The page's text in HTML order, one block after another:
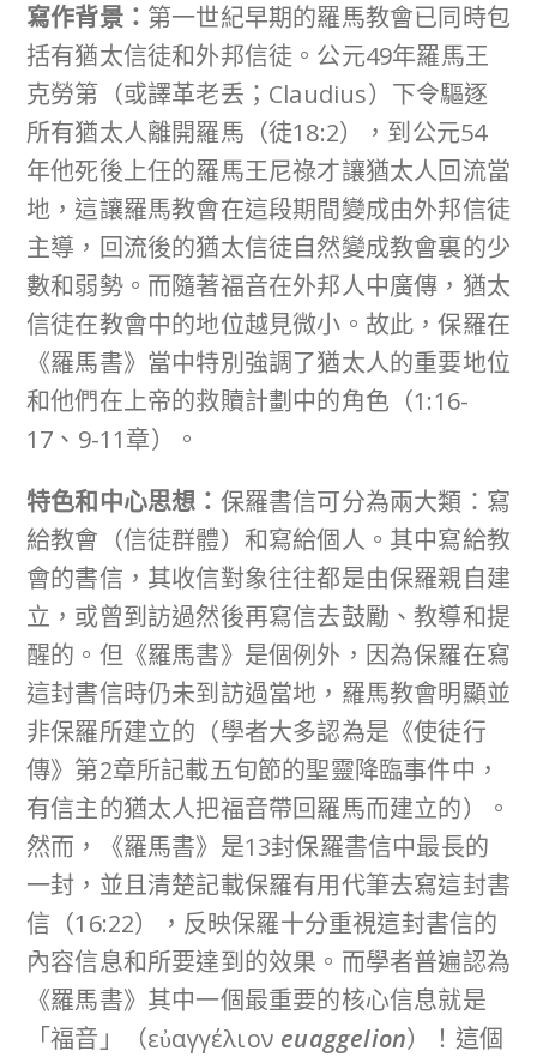
寫作背景： 第一世紀早期的羅馬教會已同時包
括有猶太信徒和外邦信徒。公元49年羅馬王
克勞第（或譯革老丢；Claudius）下令驅逐
所有猶太人離開羅馬（徒18:2），到公元54
年他死後上任的羅馬王尼祿才讓猶太人回流當
地，這讓羅馬教會在這段期間變成由外邦信徒
主導，回流後的猶太信徒自然變成教會裏的少
數和弱勢。而隨著福音在外邦人中廣傳，猶太
信徒在教會中的地位越見微小。故此，保羅在
《羅馬書》當中特別強調了猶太人的重要地位
和他們在上帝的救贖計劃中的角色（1:16-
17、9-11章）。
特色和中心思想： 保羅書信可分為兩大類：寫
給教會（信徒群體）和寫給個人。其中寫給教
會的書信，其收信對象往往都是由保羅親自建
立，或曾到訪過然後再寫信去鼓勵、教導和提
醒的。但《羅馬書》是個例外，因為保羅在寫
這封書信時仍未到訪過當地，羅馬教會明顯並
非保羅所建立的（學者大多認為是《使徒行
傳》第2章所記載五旬節的聖靈降臨事件中，
有信主的猶太人把福音帶回羅馬而建立的）。
然而，《羅馬書》是13封保羅書信中最長的
一封，並且清楚記載保羅有用代筆去寫這封書
信（16:22），反映保羅十分重視這封書信的
內容信息和所要達到的效果。而學者普遍認為
《羅馬書》其中一個最重要的核心信息就是
「福音」（εὐαγγέλιον euaggelion）！這個